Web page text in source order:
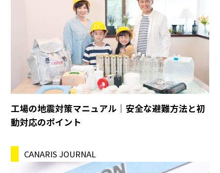
工場の地震対策マニュアル｜安全な避難方法と初
動対応のポイント
CANARIS JOURNAL